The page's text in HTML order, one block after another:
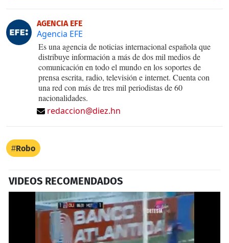
AGENCIA EFE
Agencia EFE
Es una agencia de noticias internacional española que
distribuye información a más de dos mil medios de
comunicación en todo el mundo en los soportes de
prensa escrita, radio, televisión e internet. Cuenta con
una red con más de tres mil periodistas de 60
nacionalidades.
redaccion@diez.hn
Robo
VIDEOS RECOMENDADOS